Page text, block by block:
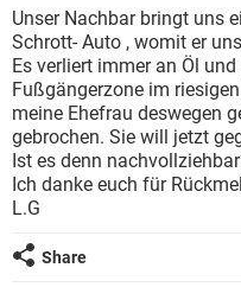
Unser Nachbar bringt uns
Schrott- Auto , womit er
Es verliert immer an Öl
Fußgängerzone im
meine Ehefrau deswegen
gebrochen. Sie will jetzt
Ist es denn
Ich danke euch für
L.G
Share